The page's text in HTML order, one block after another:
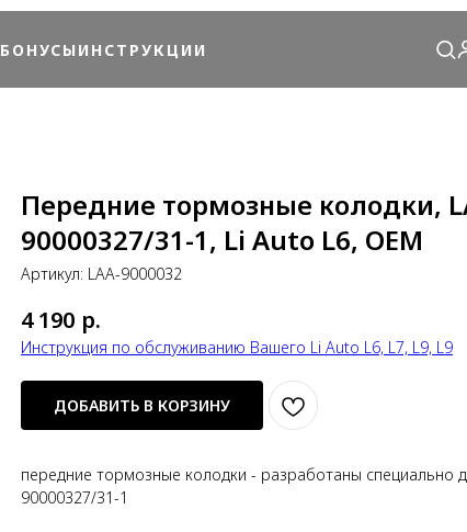
БОНУСЫ ИНСТРУКЦИИ
Передние тормозные колодки,
90000327/31-1, Li Auto L6, OEM
Артикул: LAA-9000032
4 190 р.
Инструкция по обслуживанию Вашего Li Auto L6, L7, L9, L9
ДОБАВИТЬ В КОРЗИНУ
передние тормозные колодки - разработаны специально
90000327/31-1